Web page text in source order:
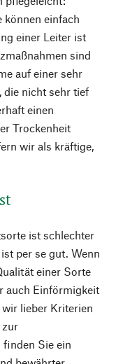
können einfach
einer Leiter ist
sind
auf einer sehr
die nicht sehr tief
einen
Trockenheit
wir als kräftige,
ist schlechter
per se gut. Wenn
einer Sorte
auch Einförmigkeit
lieber Kriterien
zur
finden Sie ein